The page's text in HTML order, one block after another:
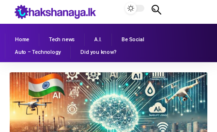
Home Tech news A.I.
Be Social
Auto – Technology
Did you know?